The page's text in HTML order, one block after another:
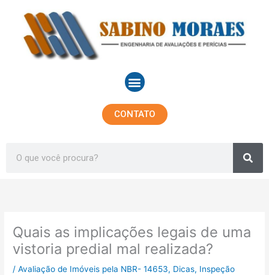
conteúdo
Menu
CONTATO
Quais as implicações legais de uma
vistoria predial mal realizada?
/Avaliação de Imóveis pela NBR- 14653, Dicas, Inspeção